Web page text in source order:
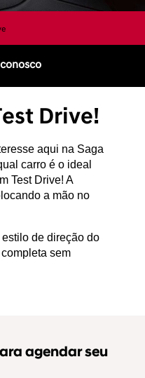
Drive!
aqui na Saga
carro é o ideal
Test Drive! A
a mão no
de direção do
sem
agendar seu